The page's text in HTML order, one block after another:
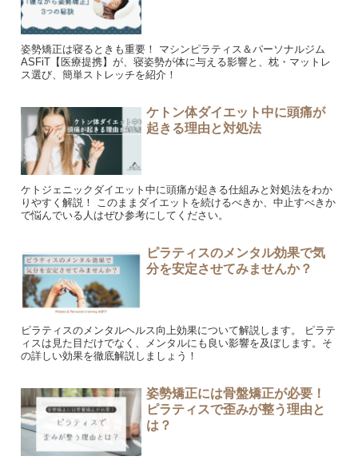
姿勢矯正は寝るときも重要！ マシンピラティス＆パーソナルジム
ASFiT【医療提携】が、寝姿勢が体に与える影響と、枕・マットレ
ス選び、簡単ストレッチを紹介！
ケトン体ダイエット中に頭痛が
起きる理由と対処法
ケトジェニックダイエット中に頭痛が起きる仕組みと対処法をわか
りやすく解説！ このままダイエットを続けるべきか、中止すべきか
で悩んでいる人はぜひ参考にしてください。
ピラティスのメンタル効果で気
分を安定させてみませんか？
ピラティスのメンタルヘルス向上効果について解説します。 ピラテ
ィスは見た目だけでなく、メンタルにも良い影響を及ぼします。そ
の詳しい効果を徹底解説しましょう！
姿勢矯正には骨盤矯正が必要！
ピラティスで歪みが整う理由と
は？